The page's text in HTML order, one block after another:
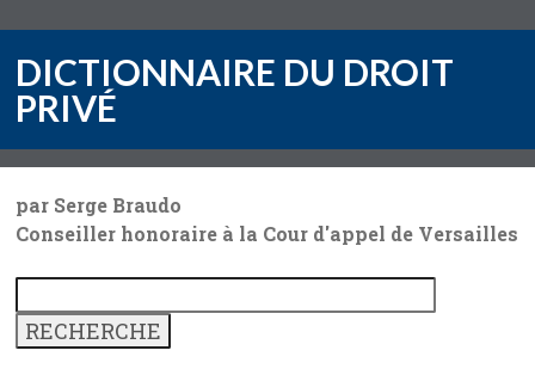
DICTIONNAIRE DU DROIT
PRIVÉ
par Serge Braudo
Conseiller honoraire à la Cour d'appel de Versailles